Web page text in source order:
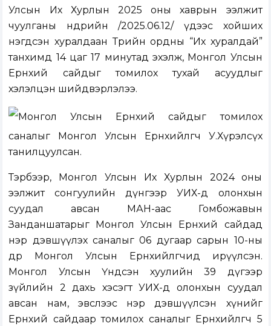
Улсын Их Хурлын 2025 оны хаврын ээлжит
чуулганы өнөөдрийн /2025.06.12/ үдээс хойших
нэгдсэн хуралдаан Төрийн ордны “Их хуралдай”
танхимд 14 цаг 17 минутад эхэлж, Монгол Улсын
Ерөнхий сайдыг томилох тухай асуудлыг
хэлэлцэн шийдвэрлэлээ.
Монгол Улсын Ерөнхий сайдыг томилох
саналыг Монгол Улсын Ерөнхийлөгч У.Хүрэлсүх
танилцуулсан.
Тэрбээр, Монгол Улсын Их Хурлын 2024 оны
ээлжит сонгуулийн дүнгээр УИХ-д олонхын
суудал авсан МАН-аас Гомбожавын
Занданшатарыг Монгол Улсын Ерөнхий сайдад
нэр дэвшүүлэх саналыг 06 дугаар сарын 10-ны
өдөр Монгол Улсын Ерөнхийлөгчид ирүүлсэн.
Монгол Улсын Үндсэн хуулийн 39 дүгээр
зүйлийн 2 дахь хэсэгт УИХ-д олонхын суудал
авсан нам, эвслээс нэр дэвшүүлсэн хүнийг
Ерөнхий сайдаар томилох саналыг Ерөнхийлөгч 5